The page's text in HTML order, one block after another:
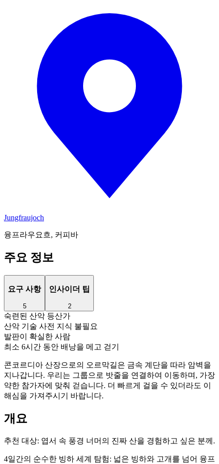
Jungfraujoch
융프라우요흐, 커피바
주요 정보
요구 사항
5
인사이더 팁
2
숙련된 산악 등산가
산악 기술 사전 지식 불필요
발판이 확실한 사람
최소 6시간 동안 배낭을 메고 걷기
콘코르디아 산장으로의 오르막길은 금속 계단을 따라 암벽을
지나갑니다. 우리는 그룹으로 밧줄을 연결하여 이동하며, 가장
약한 참가자에 맞춰 걷습니다. 더 빠르게 걸을 수 있더라도 이
해심을 가져주시기 바랍니다.
개요
추천 대상: 엽서 속 풍경 너머의 진짜 산을 경험하고 싶은 분께.
4일간의 순수한 빙하 세계 탐험: 넓은 빙하와 고개를 넘어 융프